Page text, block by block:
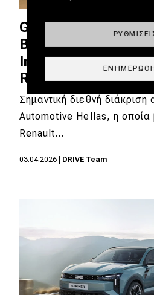
Grand Automotive
Βραβείο «Most
Importer of the
Renault Group
Σημαντική διεθνή
Automotive Hellas, η οποία
Renault…
03.04.2026 DRIVE Team